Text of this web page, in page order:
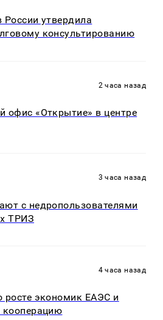
утвердила
консультированию
2 часа назад
офис «Открытие» в центре
3 часа назад
с недропользователями
ТРИЗ
4 часа назад
росте экономик ЕАЭС и
кооперацию